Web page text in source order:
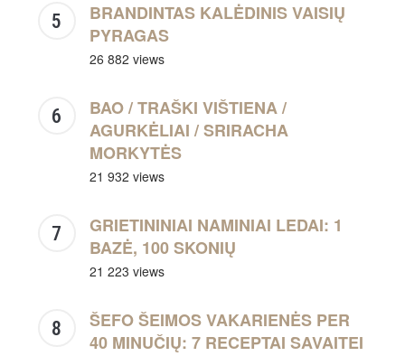
BRANDINTAS KALĖDINIS VAISIŲ
PYRAGAS
26 882 views
BAO / TRAŠKI VIŠTIENA /
AGURKĖLIAI / SRIRACHA
MORKYTĖS
21 932 views
GRIETININIAI NAMINIAI LEDAI: 1
BAZĖ, 100 SKONIŲ
21 223 views
ŠEFO ŠEIMOS VAKARIENĖS PER
40 MINUČIŲ: 7 RECEPTAI SAVAITEI